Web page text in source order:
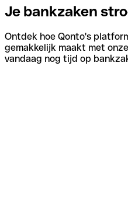
Je bankzaken
Ontdek hoe Qonto's
gemakkelijk maakt met
vandaag nog tijd op